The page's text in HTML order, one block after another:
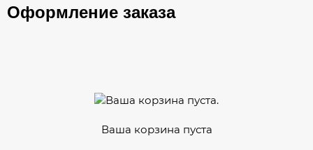
Оформление заказа
Ваша корзина пуста